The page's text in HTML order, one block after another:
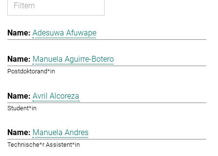
Adesuwa Afuwape
Manuela Aguirre-Botero
Postdoktorand*in
Avril Alcoreza
Student*in
Manuela Andres
Technische*r Assistent*in